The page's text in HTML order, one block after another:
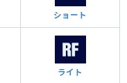
ショート
ライト